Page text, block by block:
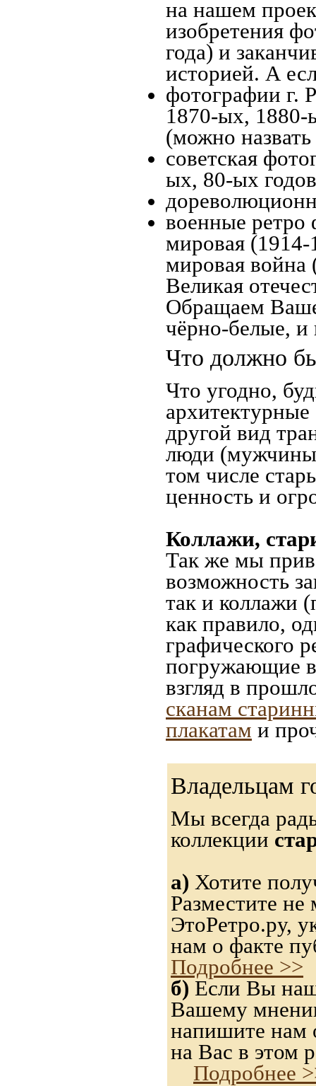
на нашем
изобретения
года) и
историей. А
фотографии г.
1870-ых, 1880-
(можно
советская
ых, 80-ых
военные ретро
мировая (1914-
мировая война
Великая
Обращаем
чёрно-белые, и
Что должно
Что угодно,
другой вид
люди
том числе
ценность и
Коллажи,
Так же мы
возможность
так и коллажи
как правило,
графического
погружающие
взгляд в
сканам
плакатам и
Владельцам
Мы всегда
коллекции
а) Хотите
Разместите
ЭтоРетро.ру,
нам о факте
Подробнее >>
б) Если Вы
Вашему
напишите нам
на Вас в этом
Подробнее